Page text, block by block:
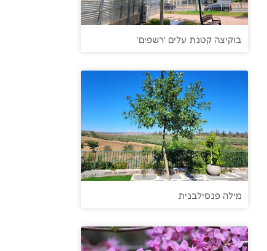
בוקיצה קטנת עלים 'רשפים'
מילה פנסילבנית